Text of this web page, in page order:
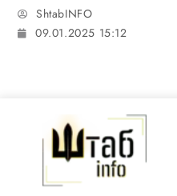
ShtabINFO
09.01.2025 15:12